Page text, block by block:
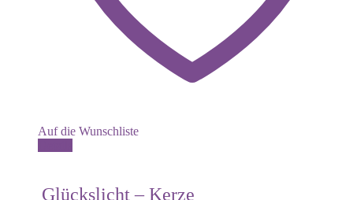
Auf die Wunschliste
mehrere
Glückslicht – Kerze